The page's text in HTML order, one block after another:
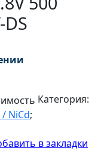
Категория:
NiCd;
в закладки